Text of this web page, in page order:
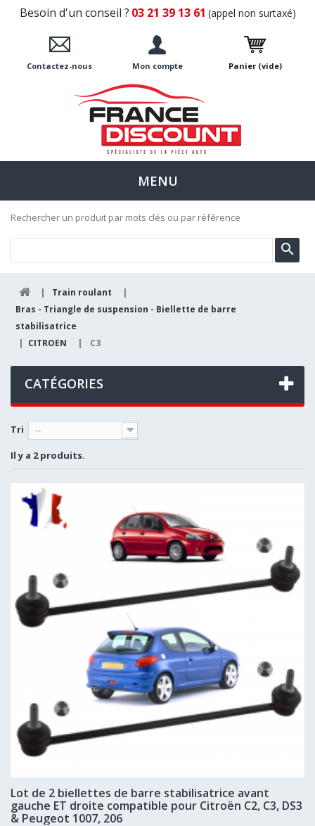
Besoin d'un conseil ? 03 21 39 13 61 (appel non surtaxé)
Contactez-nous Mon compte Panier (vide)
MENU
Rechercher un produit par mots clés ou par référence
| Train roulant
|
Bras - Triangle de suspension - Biellette de barre
stabilisatrice
| CITROEN | C3
CATÉGORIES
Tri --
Il y a 2 produits.
Lot de 2 biellettes de barre stabilisatrice avant
gauche ET droite compatible pour Citroën C2, C3, DS3
& Peugeot 1007, 206